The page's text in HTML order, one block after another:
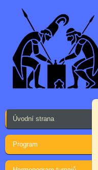
Úvodní strana
Program